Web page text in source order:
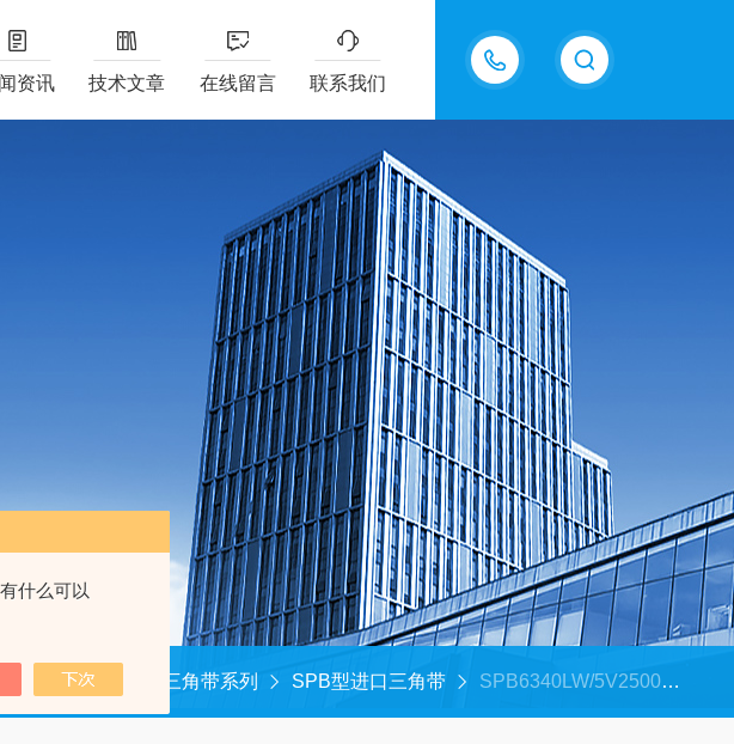
什么可以
15618576711
资讯 技术文章 在线留言 联系我们
产品中心 进口三角带系列 SPB型进口三角带 SPB6340LW/5V2500皮带